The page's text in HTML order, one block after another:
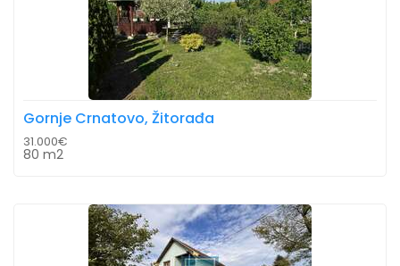
Gornje Crnatovo, Žitorađa
31.000€
80 m2